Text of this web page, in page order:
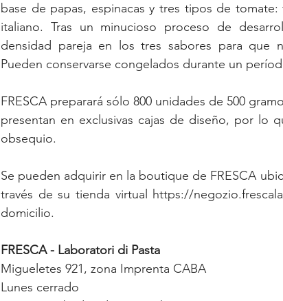
base de papas, espinacas y tres tipos de
italiano. Tras un minucioso proceso de
densidad pareja en los tres sabores para que
Pueden conservarse congelados durante un
FRESCA preparará sólo 800 unidades de 500
presentan en exclusivas cajas de diseño, por lo
obsequio.
Se pueden adquirir en la boutique de FRESCA
través de su tienda virtual https://
domicilio.
FRESCA - Laboratori di Pasta
Migueletes 921, zona Imprenta CABA
Lunes cerrado